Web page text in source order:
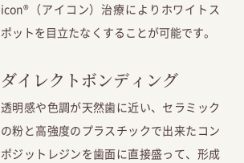
icon®（アイコン）治療によりホワイトス
ポットを目立たなくすることが可能です。
ダイレクトボンディング
透明感や色調が天然歯に近い、セラミック
の粉と高強度のプラスチックで出来たコン
ポジットレジンを歯面に直接盛って、形成